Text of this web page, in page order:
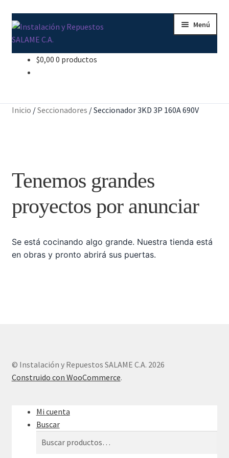
Ir
a
la
navegación
Ir
al
contenido
Menú
Finalizar compra
Mi cuenta
Sample Page
$0,00 0 productos
Inicio /Seccionadores /Seccionador 3KD 3P 160A 690V
Tenemos grandes
proyectos por anunciar
Se está cocinando algo grande. Nuestra tienda está
en obras y pronto abrirá sus puertas.
© Instalación y Repuestos SALAME C.A. 2026
Construido con WooCommerce.
Mi cuenta
Buscar